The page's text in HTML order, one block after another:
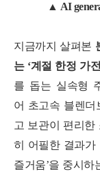
▲ AI
지금까지 살펴본
는 ‘계절 한정 가
를 돕는 실속형
어 초고속 블렌더
고 보관이 편리한
히 어필한 결과가
즐거움’을 중시하